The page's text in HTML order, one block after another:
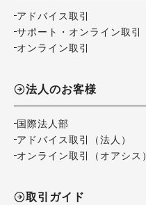
アドバイス取引
サポート・オンライン取引
オンライン取引
法人のお客様
国際法人部
アドバイス取引（法人）
オンライン取引（オアシス）
取引ガイド